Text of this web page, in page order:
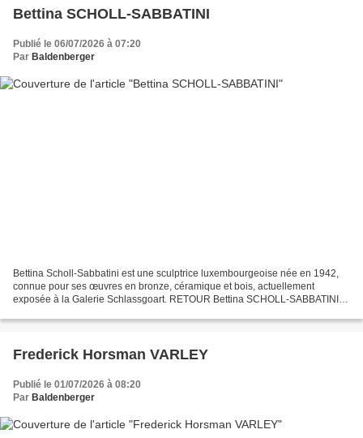
Bettina SCHOLL-SABBATINI
Publié le 06/07/2026 à 07:20
Par Baldenberger
Bettina Scholl-Sabbatini est une sculptrice luxembourgeoise née en 1942,
connue pour ses œuvres en bronze, céramique et bois, actuellement
exposée à la Galerie Schlassgoart. RETOUR Bettina SCHOLL-SABBATINI
Frederick Horsman VARLEY
Publié le 01/07/2026 à 08:20
Par Baldenberger